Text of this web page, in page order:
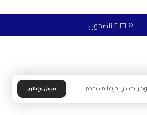
© ٢٠٢٦ ناصحون
لتحسين تجربة المستخدم. قبول وإغلاق